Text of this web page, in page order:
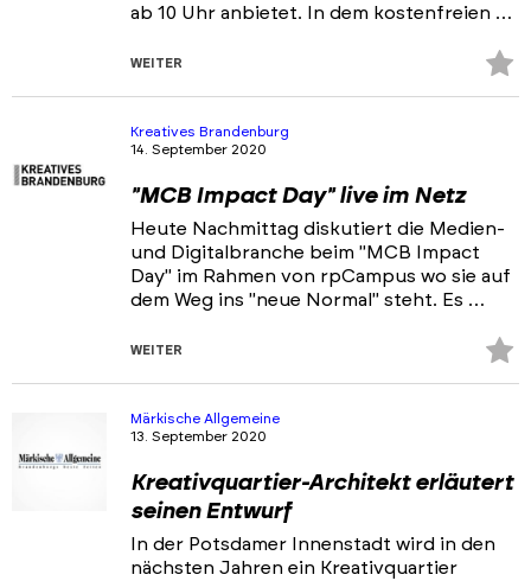
ab 10 Uhr anbietet. In dem kostenfreien …
WEITER
Kreatives Brandenburg
14. September 2020
"MCB Impact Day" live im Netz
Heute Nachmittag diskutiert die Medien-
und Digitalbranche beim "MCB Impact
Day" im Rahmen von rpCampus wo sie auf
dem Weg ins "neue Normal" steht. Es …
WEITER
Märkische Allgemeine
13. September 2020
Kreativquartier-Architekt erläutert
seinen Entwurf
In der Potsdamer Innenstadt wird in den
nächsten Jahren ein Kreativquartier